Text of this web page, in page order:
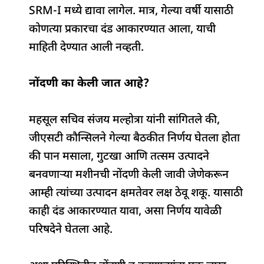
SRM-I मध्ये द्यावा लागेल. मात्र, गेल्या वर्षी यासाठी
कोणत्या प्रकारचा दंड आकारण्यात आला, याची
माहिती देण्यात आली नव्हती.
नोंदणी का केली जात आहे?
महसूल सचिव संजय मल्होत्रा ​​यांनी सांगितले की,
जीएसटी कौन्सिलने गेल्या बैठकीत निर्णय घेतला होता
की पान मसाला, गुटखा आणि तत्सम उत्पादने
बनवणाऱ्या मशीनची नोंदणी केली जावी जेणेकरून
आम्ही त्यांच्या उत्पादन क्षमतेवर लक्ष ठेवू शकू. यासाठी
काही दंड आकारण्यात यावा, असा निर्णय यावेळी
परिषदेने घेतला आहे.